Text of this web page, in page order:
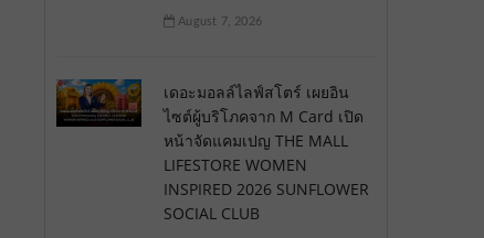
August 7, 2026
เดอะมอลล์ไลฟ์สโตร์ เผยอิน
ไซต์ผู้บริโภคจาก M Card เปิด
หน้าจัดแคมเปญ THE MALL
LIFESTORE WOMEN
INSPIRED 2026 SUNFLOWER
SOCIAL CLUB